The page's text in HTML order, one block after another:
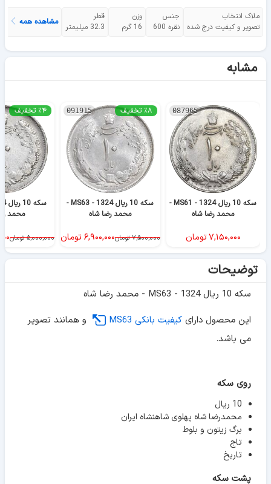
ملاک انتخاب
تصویر و کیفیت درج شده
جنس
نقره 600
وزن
16 گرم
قطر
32.3 میلیمتر
مشاهده همه
مشابه
087965
سکه 10 ریال 1324 - MS61 -
محمد رضا شاه
۷,۱۵۰,۰۰۰تومان
091915
سکه 10 ریال 1324 - MS63 -
محمد رضا شاه
٪۸ تخفیف
۷,۵۰۰,۰۰۰ تومان۶,۹۰۰,۰۰۰تومان
محمد
٪۴ تخفیف
۵,۰۰۰,۰۰۰ تومان
توضیحات
سکه 10 ریال 1324 - MS63 - محمد رضا شاه
این محصول دارای کیفیت بانکی MS63
و همانند تصویر
می باشد.
روی سکه
10 ریال
محمدرضا شاه پهلوی شاهنشاه ایران
برگ زیتون و بلوط
تاج
تاریخ
پشت سکه